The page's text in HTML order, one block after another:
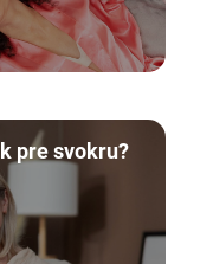
pre svokru?